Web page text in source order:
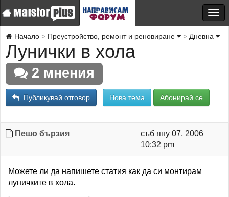
Начало Преустройство, ремонт и реновиране Дневна
Лунички в хола
2 мнения
Публикувай отговор Нова тема Абонирай се
Пешо бързия
съб яну 07, 2006
10:32 pm
Можете ли да напишете статия как да си монтирам
луничките в хола.